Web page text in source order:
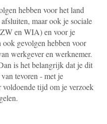
hebben voor het land
maar ook je sociale
en WIA) en voor je
gevolgen hebben voor
werkgever en werknemer.
is het belangrijk dat je dit
tevoren - met je
voldoende tijd om je verzoek